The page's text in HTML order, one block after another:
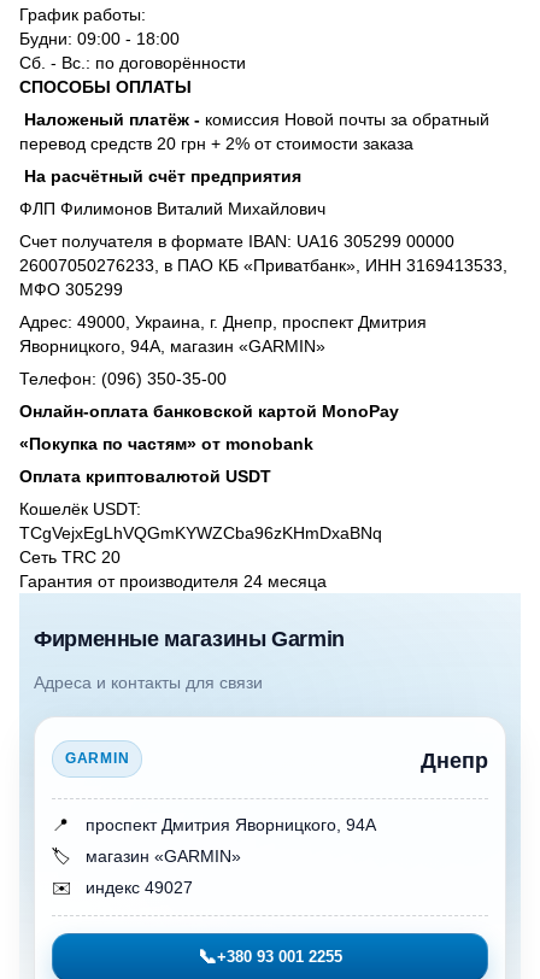
График работы:
Будни: 09:00 - 18:00
Сб. - Вс.: по договорённости
СПОСОБЫ ОПЛАТЫ
Наложеный платёж - комиссия Новой почты за обратный
перевод средств 20 грн + 2% от стоимости заказа
На расчётный счёт предприятия
ФЛП Филимонов Виталий Михайлович
Счет получателя в формате IBAN: UA16 305299 00000
26007050276233, в ПАО КБ «Приватбанк», ИНН 3169413533,
МФО 305299
Адрес: 49000, Украина, г. Днепр, проспект Дмитрия
Яворницкого, 94А, магазин «GARMIN»
Телефон: (096) 350-35-00
Онлайн-оплата банковской картой MonoPay
«Покупка по частям» от monobank
Оплата криптовалютой USDT
Кошелёк USDT:
TCgVejxEgLhVQGmKYWZCba96zKHmDxaBNq
Сеть TRC 20
Гарантия от производителя 24 месяцa
Фирменные магазины Garmin
Адреса и контакты для связи
GARMIN Днепр
📍
проспект Дмитрия Яворницкого, 94А
🏷️
магазин «GARMIN»
✉️
индекс 49027
📞+380 93 001 2255